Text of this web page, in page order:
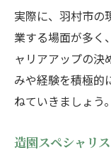
実際に、羽村市の
業する場面が多く
ャリアアップの決
みや経験を積極的
ねていきましょう。
造園スペシャリ